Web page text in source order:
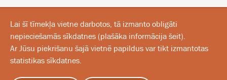
Lai šī tīmekļa vietne darbotos, tā izmanto obligāti
nepieciešamās sīkdatnes (plašāka informācija šeit).
Ar Jūsu piekrišanu šajā vietnē papildus var tikt izmantotas
statistikas sīkdatnes.